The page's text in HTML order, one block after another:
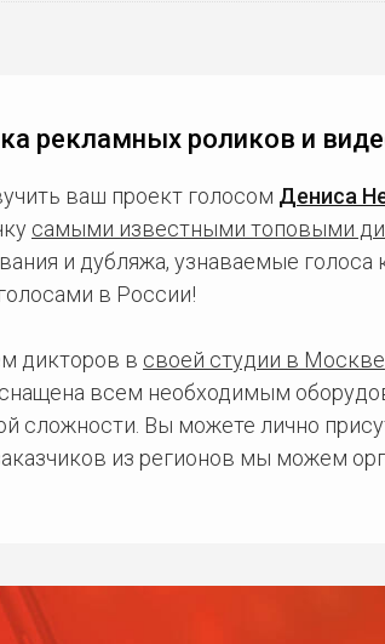
рекламных роликов и
ваш проект голосом Дениса
самыми известными топовыми
и дубляжа, узнаваемые
в России!
дикторов в своей студии в Москве
всем необходимым
сложности. Вы можете лично
из регионов мы можем